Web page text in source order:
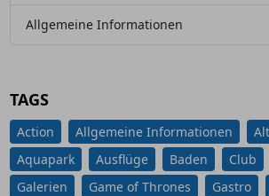
Allgemeine Informationen
TAGS
Action Allgemeine Informationen
Aquapark
Ausflüge Baden Club
Galerien
Game of Thrones Gastro